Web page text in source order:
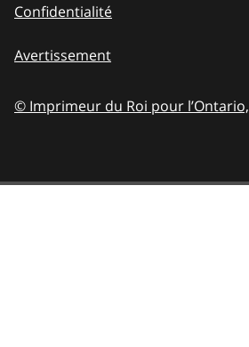
Confidentialité
Avertissement
© Imprimeur du Roi pour l’Ontario,